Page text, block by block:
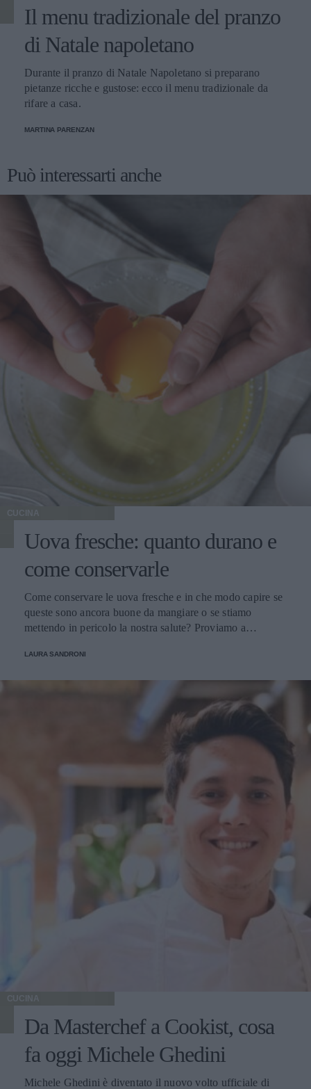
Il menu tradizionale del pranzo
di Natale napoletano
Durante il pranzo di Natale Napoletano si preparano
pietanze ricche e gustose: ecco il menu tradizionale da
rifare a casa.
MARTINA PARENZAN
Può interessarti anche
CUCINA
Uova fresche: quanto durano e
come conservarle
Come conservare le uova fresche e in che modo capire se
queste sono ancora buone da mangiare o se stiamo
mettendo in pericolo la nostra salute? Proviamo a
LAURA SANDRONI
CUCINA
Da Masterchef a Cookist, cosa
fa oggi Michele Ghedini
Michele Ghedini è diventato il nuovo volto ufficiale di